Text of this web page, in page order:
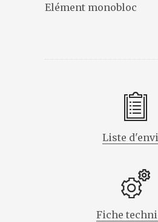
RÉFÉRENCES
Elément monobloc
Liste
Fiche